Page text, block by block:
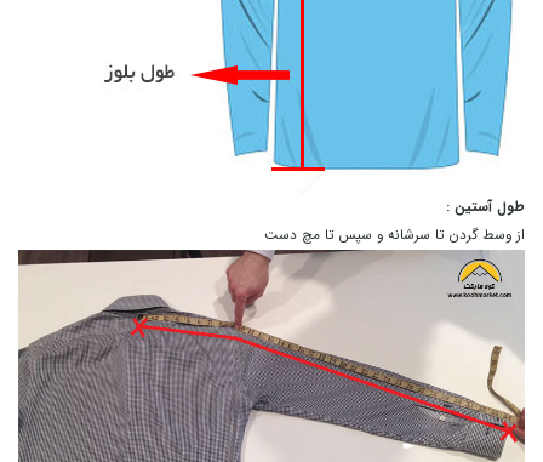
طول آستین :
از وسط گردن تا سرشانه و سپس تا مچ دست